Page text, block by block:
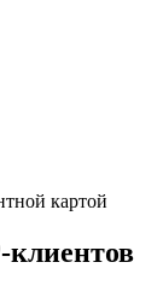
картой
клиентов